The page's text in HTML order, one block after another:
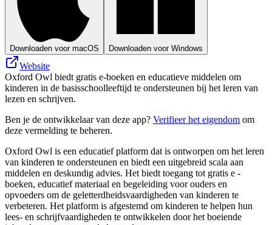
Downloaden voor macOS Downloaden voor Windows
Website
Oxford Owl biedt gratis e-boeken en educatieve middelen om
kinderen in de basisschoolleeftijd te ondersteunen bij het leren van
lezen en schrijven.
Ben je de ontwikkelaar van deze app? Verifieer het eigendom om
deze vermelding te beheren.
Oxford Owl is een educatief platform dat is ontworpen om het leren
van kinderen te ondersteunen en biedt een uitgebreid scala aan
middelen en deskundig advies. Het biedt toegang tot gratis e -
boeken, educatief materiaal en begeleiding voor ouders en
opvoeders om de geletterdheidsvaardigheden van kinderen te
verbeteren. Het platform is afgestemd om kinderen te helpen hun
lees- en schrijfvaardigheden te ontwikkelen door het boeiende